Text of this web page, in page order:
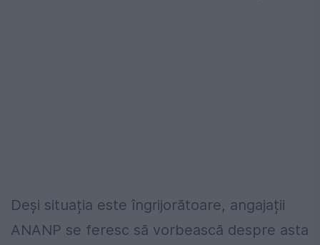
Deși situația este îngrijorătoare, angajații
ANANP se feresc să vorbească despre asta